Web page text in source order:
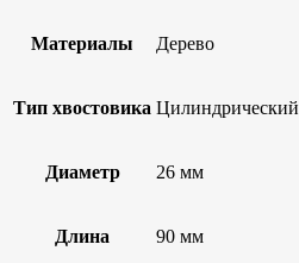
Материалы Дерево
Тип хвостовика Цилиндрический
Диаметр 26 мм
Длина 90 мм